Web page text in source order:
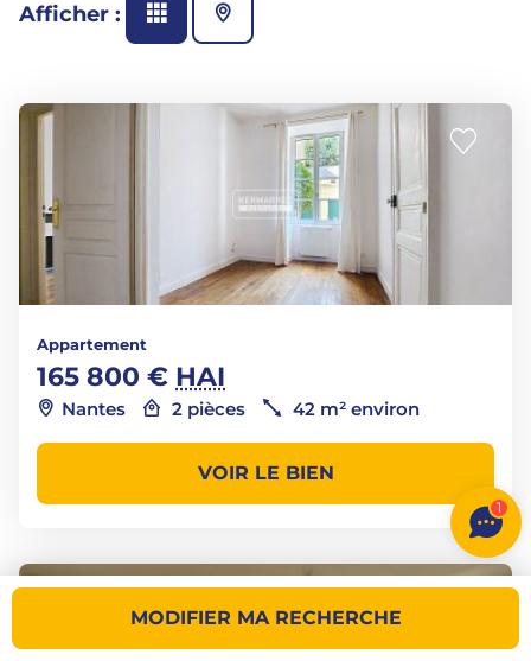
MODIFIER MA RECHERCHE
Afficher :
Appartement
165 800 € HAI
Nantes 2 pièces 42 m² environ
VOIR LE BIEN
1